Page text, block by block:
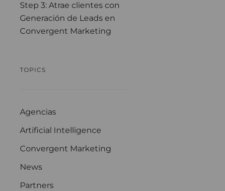
Step 3: Atrae clientes con
Generación de Leads en
Convergent Marketing
TOPICS
Agencias
Artificial Intelligence
Convergent Marketing
News
Partners